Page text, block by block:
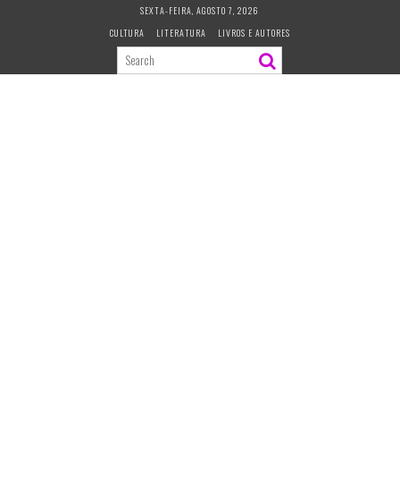
SEXTA-FEIRA, AGOSTO 7, 2026
CULTURA
LITERATURA LIVROS E AUTORES